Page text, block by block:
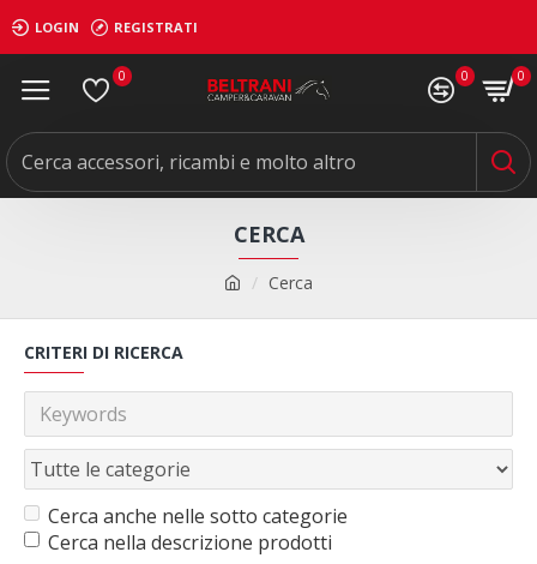
LOGIN REGISTRATI
0 0 0
Cerca
CERCA
CRITERI DI RICERCA
Cerca anche nelle sotto categorie
Cerca nella descrizione prodotti